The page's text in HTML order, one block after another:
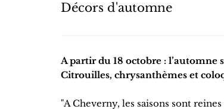
Décors d'automne
A partir du 18 octobre : l’automne
Citrouilles, chrysanthèmes et
"A Cheverny, les saisons sont